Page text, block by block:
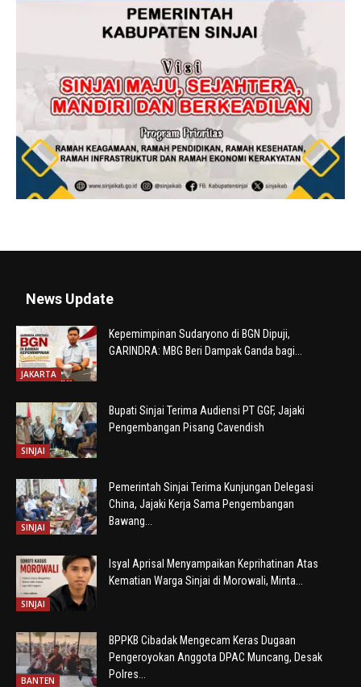
News Update
JAKARTA
Kepemimpinan Sudaryono di BGN Dipuji,
GARINDRA: MBG Beri Dampak Ganda bagi...
SINJAI
Bupati Sinjai Terima Audiensi PT GGF, Jajaki
Pengembangan Pisang Cavendish
SINJAI
Pemerintah Sinjai Terima Kunjungan Delegasi
China, Jajaki Kerja Sama Pengembangan
Bawang...
SINJAI
Isyal Aprisal Menyampaikan Keprihatinan Atas
Kematian Warga Sinjai di Morowali, Minta...
BANTEN
BPPKB Cibadak Mengecam Keras Dugaan
Pengeroyokan Anggota DPAC Muncang, Desak
Polres...